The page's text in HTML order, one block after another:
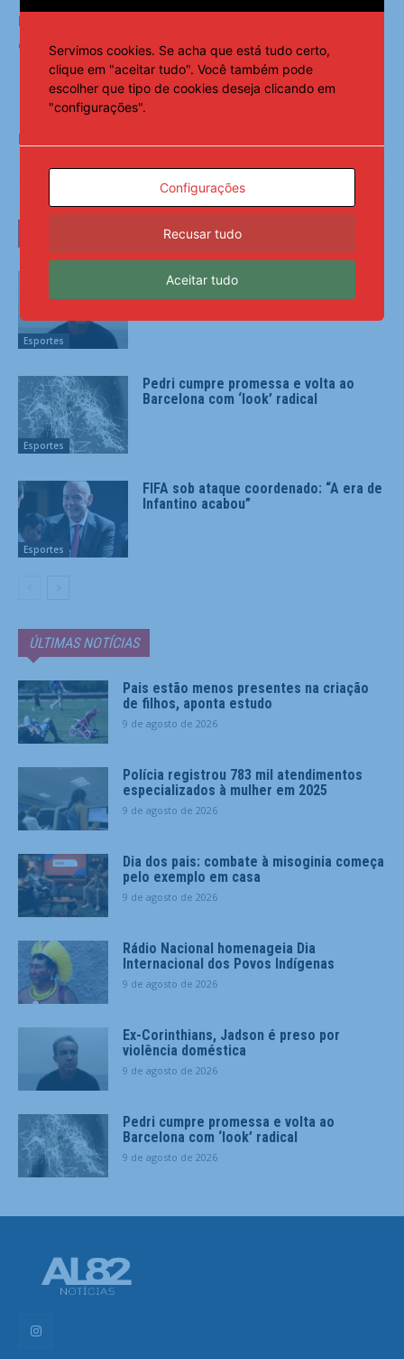
Leia Também:
com o goleiro Léo Jardim até 2030
Fonte:
Esportes
Ex-Corinthians, Jadson é preso por
Esportes
Pedri cumpre promessa e volta ao
Barcelona com ‘look’ radical
Esportes
FIFA sob ataque coordenado: “A era de
Infantino acabou”
ÚLTIMAS NOTÍCIAS
Pais estão menos presentes na criação
de filhos, aponta estudo
9 de agosto de 2026
Polícia registrou 783 mil atendimentos
especializados à mulher em 2025
9 de agosto de 2026
Dia dos pais: combate à misoginia começa
pelo exemplo em casa
9 de agosto de 2026
Rádio Nacional homenageia Dia
Internacional dos Povos Indígenas
9 de agosto de 2026
Ex-Corinthians, Jadson é preso por
violência doméstica
9 de agosto de 2026
Pedri cumpre promessa e volta ao
Barcelona com ‘look’ radical
9 de agosto de 2026
Servimos cookies. Se acha que está tudo certo,
clique em "aceitar tudo". Você também pode
escolher que tipo de cookies deseja clicando em
"configurações".
Configurações
Recusar tudo
Aceitar tudo